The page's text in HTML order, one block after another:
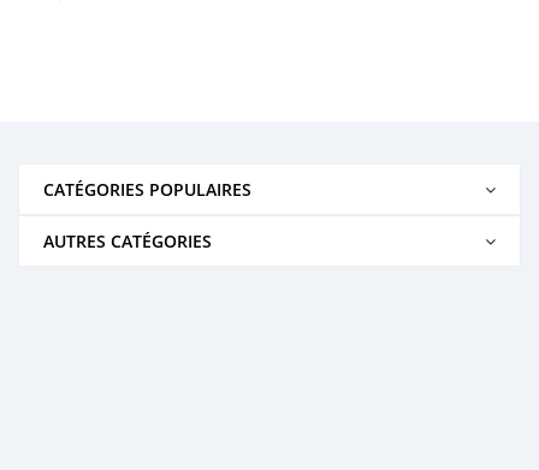
CATÉGORIES POPULAIRES
AUTRES CATÉGORIES